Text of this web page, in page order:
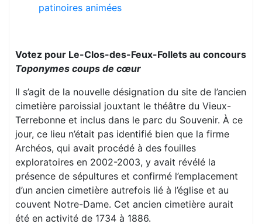
patinoires animées
Votez pour Le-Clos-des-Feux-Follets au concours
Toponymes coups de cœur
Il s’agit de la nouvelle désignation du site de l’ancien
cimetière paroissial jouxtant le théâtre du Vieux-
Terrebonne et inclus dans le parc du Souvenir. À ce
jour, ce lieu n’était pas identifié bien que la firme
Archéos, qui avait procédé à des fouilles
exploratoires en 2002-2003, y avait révélé la
présence de sépultures et confirmé l’emplacement
d’un ancien cimetière autrefois lié à l’église et au
couvent Notre-Dame. Cet ancien cimetière aurait
été en activité de 1734 à 1886.